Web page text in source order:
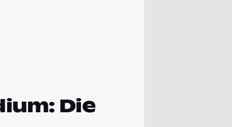
Die